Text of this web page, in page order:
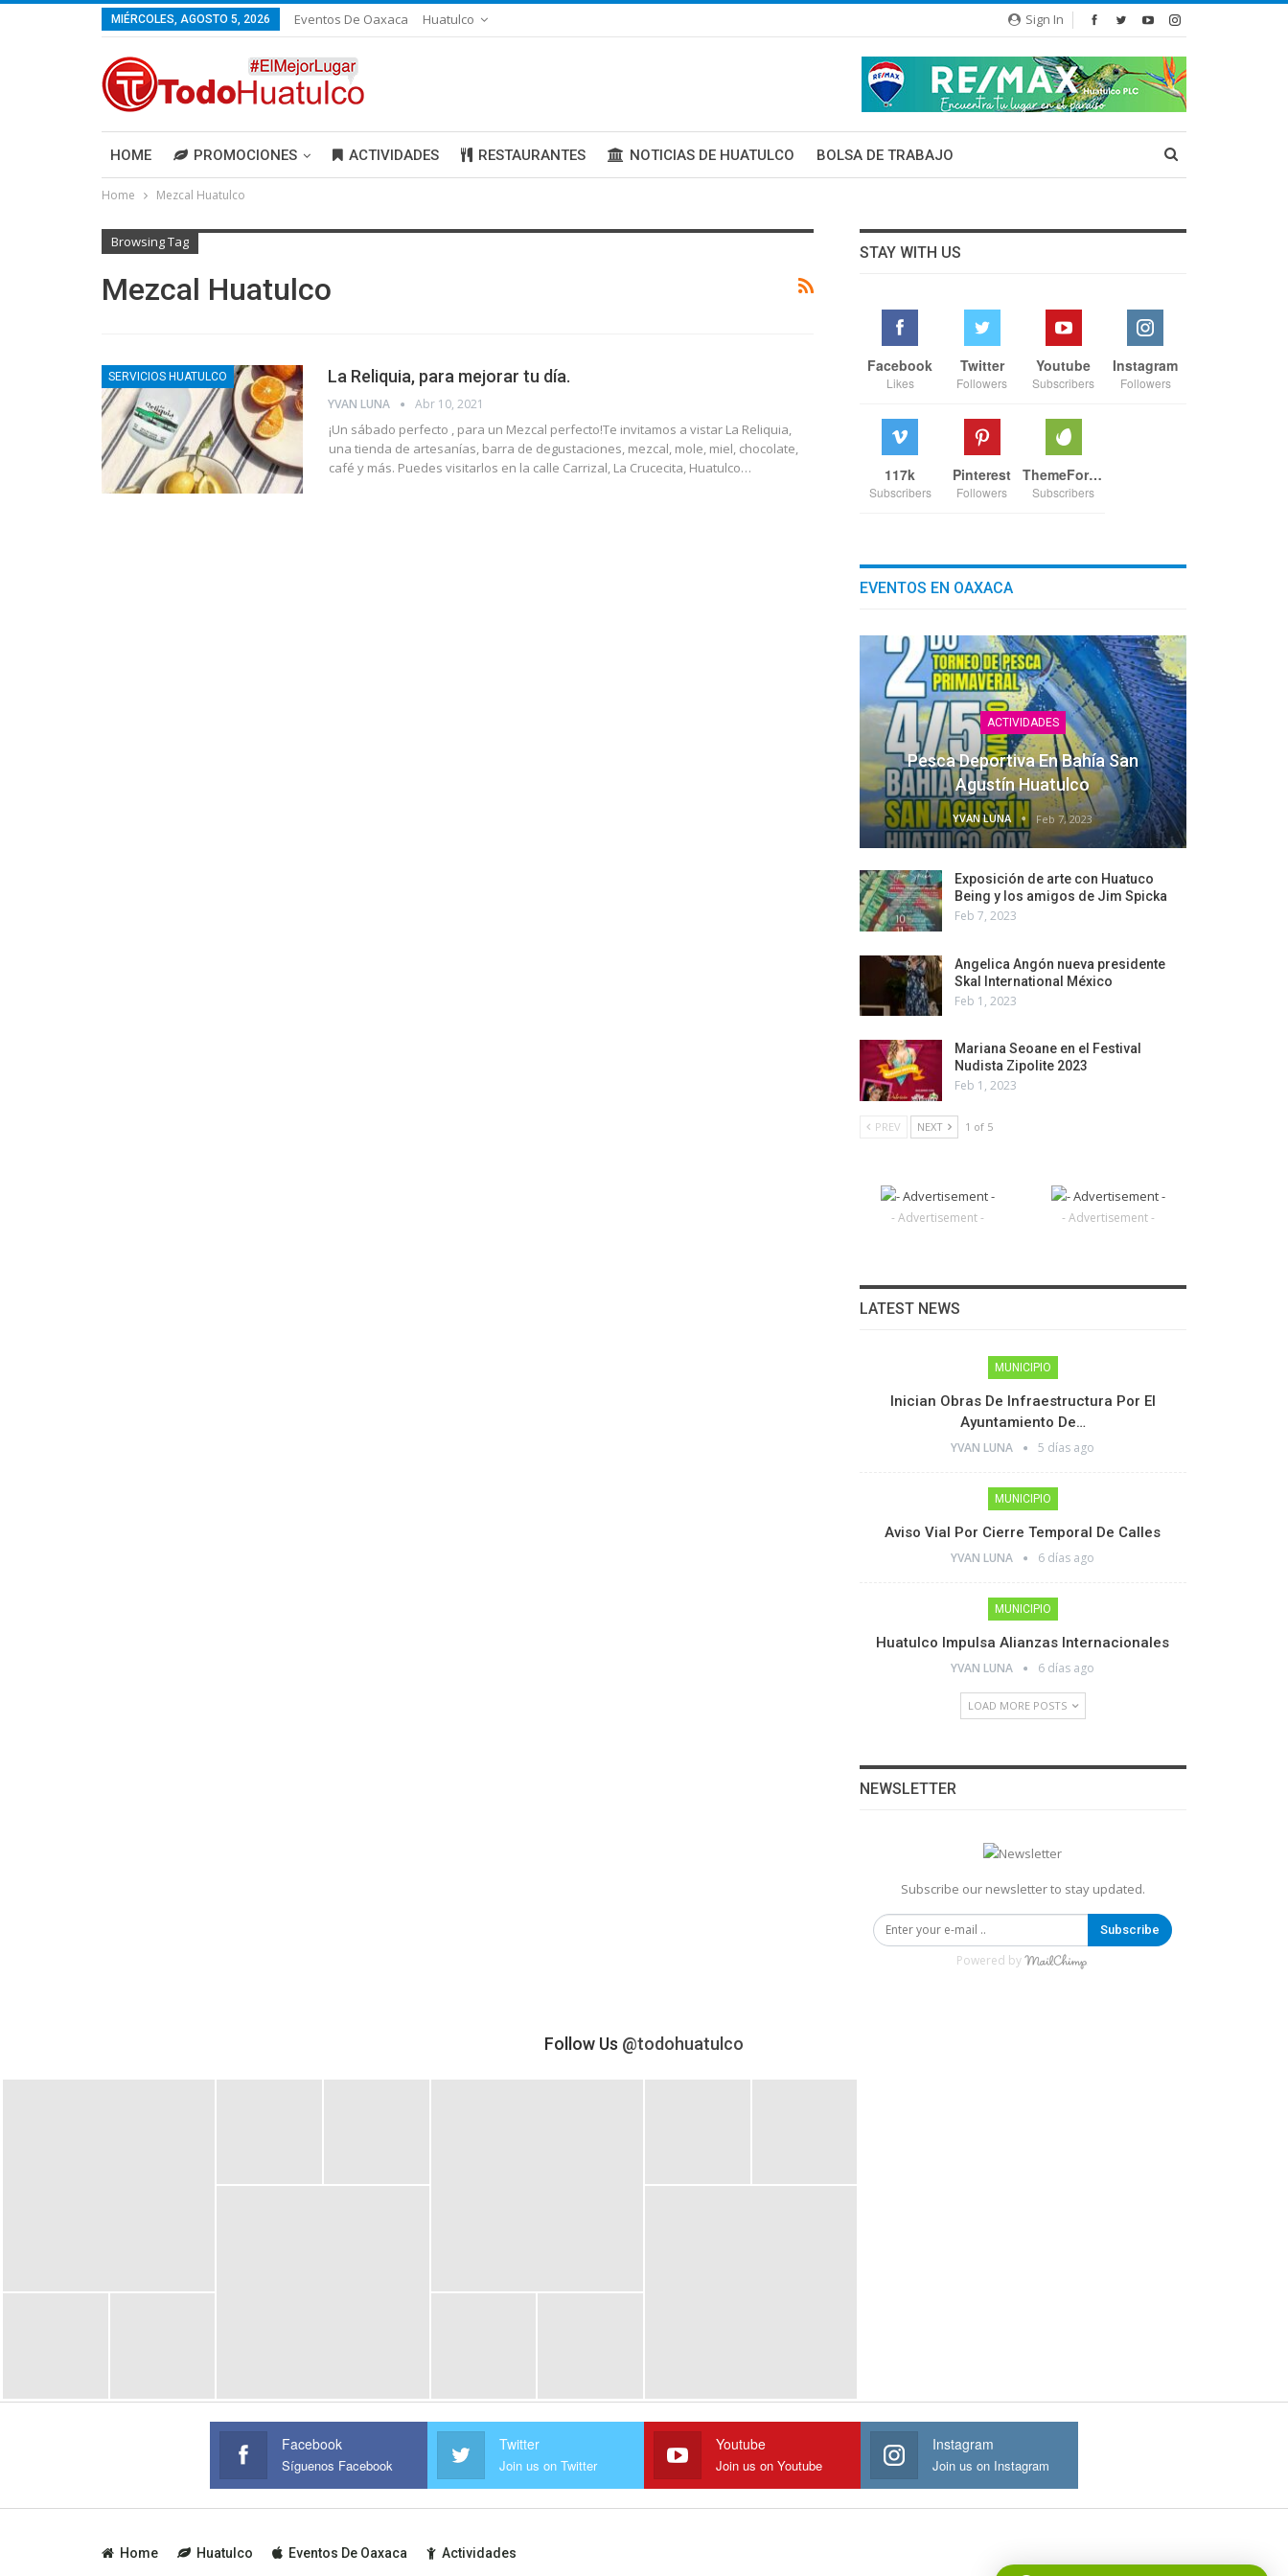
Sign In
MIÉRCOLES, AGOSTO 5, 2026 Eventos De Oaxaca Huatulco
HOME PROMOCIONES ACTIVIDADES RESTAURANTES NOTICIAS DE HUATULCO BOLSA DE TRABAJO
Home Mezcal Huatulco
Browsing Tag
Mezcal Huatulco
SERVICIOS HUATULCO La Reliquia, para mejorar tu día.
YVAN LUNA Abr 10, 2021
¡Un sábado perfecto , para un Mezcal perfecto!Te invitamos a vistar La Reliquia,
una tienda de artesanías, barra de degustaciones, mezcal, mole, miel, chocolate,
café y más. Puedes visitarlos en la calle Carrizal, La Crucecita, Huatulco…
STAY WITH US
Facebook
Likes
Twitter
Followers
Youtube
Subscribers
Instagram
Followers
117k
Subscribers
Pinterest
Followers
ThemeForest
Subscribers
EVENTOS EN OAXACA
ACTIVIDADES
Pesca Deportiva En Bahía San
Agustín Huatulco
YVAN LUNA Feb 7, 2023
Exposición de arte con Huatuco
Being y los amigos de Jim Spicka
Feb 7, 2023
Angelica Angón nueva presidente
Skal International México
Feb 1, 2023
Mariana Seoane en el Festival
Nudista Zipolite 2023
Feb 1, 2023
PREV NEXT 1 of 5
- Advertisement - - Advertisement -
LATEST NEWS
MUNICIPIO
Inician Obras De Infraestructura Por El
Ayuntamiento De…
YVAN LUNA 5 días ago
MUNICIPIO
Aviso Vial Por Cierre Temporal De Calles
YVAN LUNA 6 días ago
MUNICIPIO
Huatulco Impulsa Alianzas Internacionales
YVAN LUNA 6 días ago
LOAD MORE POSTS
NEWSLETTER
Subscribe our newsletter to stay updated.
Subscribe
Powered by
Follow Us @todohuatulco
Facebook
Síguenos Facebook
Twitter
Join us on Twitter
Youtube
Join us on Youtube
Instagram
Join us on Instagram
Home Huatulco Eventos De Oaxaca Actividades